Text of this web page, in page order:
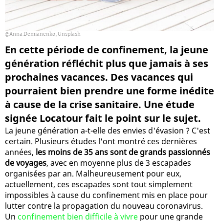
Anna Demianenko, Unsplash
En cette période de confinement, la jeune
génération réfléchit plus que jamais à ses
prochaines vacances. Des vacances qui
pourraient bien prendre une forme inédite
à cause de la crise sanitaire. Une étude
signée Locatour fait le point sur le sujet.
La jeune génération a-t-elle des envies d'évasion ? C'est
certain. Plusieurs études l'ont montré ces dernières
années, les moins de 35 ans sont de grands passionnés
de voyages, avec en moyenne plus de 3 escapades
organisées par an. Malheureusement pour eux,
actuellement, ces escapades sont tout simplement
impossibles à cause du confinement mis en place pour
lutter contre la propagation du nouveau coronavirus.
Un confinement bien difficile à vivre pour une grande